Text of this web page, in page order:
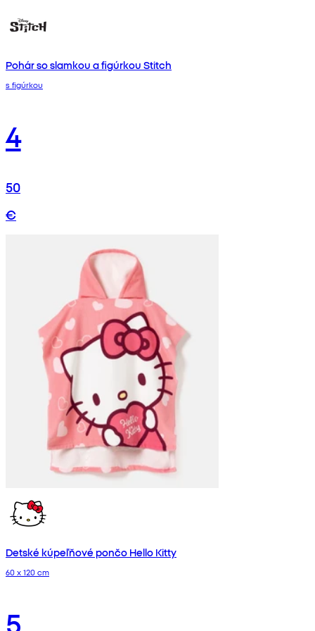
Pohár so slamkou a figúrkou Stitch
s figúrkou
4
50
€
Detské kúpeľňové pončo Hello Kitty
60 x 120 cm
5